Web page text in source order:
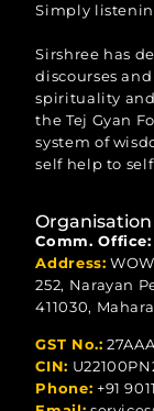
Simply
Sirshree has
discourses
spirituality
the Tej Gyan
system of
self help to
Comm. Office:
Address:
252, Narayan
411030,
GST No.:
CIN:
Phone: +91